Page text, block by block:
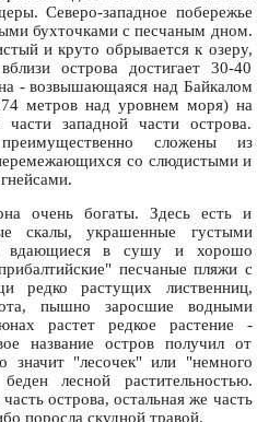
Северо-западное побережье
бухточками с песчаным дном.
и круто обрывается к озеру,
острова достигает 30-40
- возвышающаяся над Байкалом
метров над уровнем моря) на
западной части острова.
сложены из
со слюдистыми и
очень богаты. Здесь есть и
скалы, украшенные густыми
вдающиеся в сушу и хорошо
песчаные пляжи с
редко растущих лиственниц,
пышно заросшие водными
растет редкое растение -
название остров получил от
значит "лесочек" или "немного
лесной растительностью.
острова, остальная же часть
поросла скудной травой.